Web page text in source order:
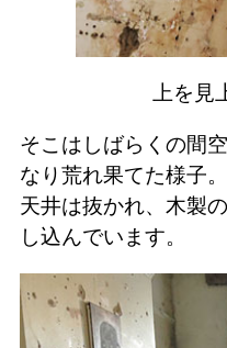
上を見
そこはしばらくの間
なり荒れ果てた様子
天井は抜かれ、木製
し込んでいます。